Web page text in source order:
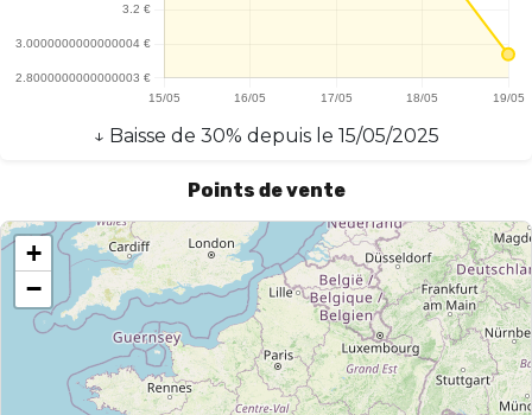
↓ Baisse de 30% depuis le 15/05/2025
Points de vente
+
−